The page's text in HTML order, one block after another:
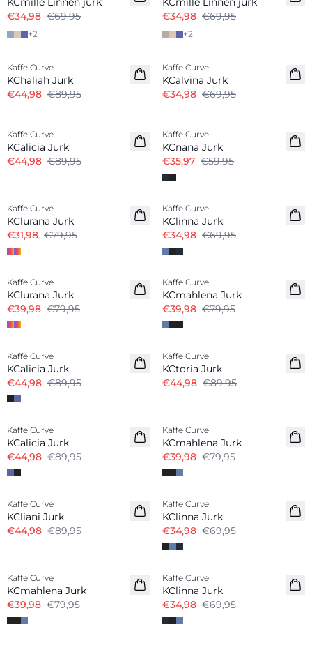
€34,98 €69,95
+2
€34,98 €69,95
+2
Kaffe Curve
KChaliah Jurk
€44,98 €89,95
Kaffe Curve
KCalvina Jurk
€34,98 €69,95
Kaffe Curve
KCalicia Jurk
€44,98 €89,95
Kaffe Curve
KCnana Jurk
€35,97 €59,95
Kaffe Curve
KClurana Jurk
€31,98 €79,95
-50%
Kaffe Curve
KClinna Jurk
€34,98 €69,95
-50%
Kaffe Curve
KClurana Jurk
€39,98 €79,95
-50%
Kaffe Curve
KCmahlena Jurk
€39,98 €79,95
-50%
Kaffe Curve
KCalicia Jurk
€44,98 €89,95
-50%
Kaffe Curve
KCtoria Jurk
€44,98 €89,95
-50%
Kaffe Curve
KCalicia Jurk
€44,98 €89,95
Kaffe Curve
KCmahlena Jurk
€39,98 €79,95
-50%
Kaffe Curve
KCliani Jurk
€44,98 €89,95
-50%
Kaffe Curve
KClinna Jurk
€34,98 €69,95
Kaffe Curve
KCmahlena Jurk
€39,98 €79,95
-50%
Kaffe Curve
KClinna Jurk
€34,98 €69,95